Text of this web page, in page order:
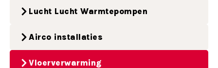
Lucht Lucht Warmtepompen
Airco installaties
Vloerverwarming